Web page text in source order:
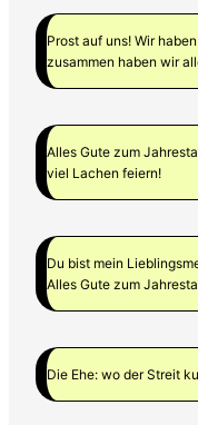
Prost auf uns! Wir
zusammen haben wir
Alles Gute zum
viel Lachen feiern!
Du bist mein
Alles Gute zum
Die Ehe: wo der Streit